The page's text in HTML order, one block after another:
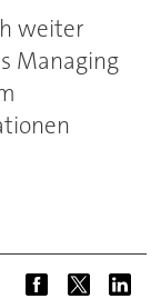
weiter
Managing